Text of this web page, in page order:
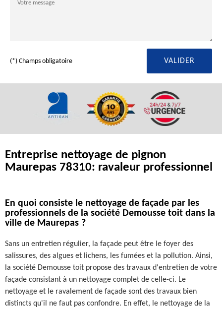
(*) Champs obligatoire
Entreprise nettoyage de pignon
Maurepas 78310: ravaleur professionnel
En quoi consiste le nettoyage de façade par les
professionnels de la société Demousse toit dans la
ville de Maurepas ?
Sans un entretien régulier, la façade peut être le foyer des
salissures, des algues et lichens, les fumées et la pollution. Ainsi,
la société Demousse toit propose des travaux d'entretien de votre
façade consistant à un nettoyage complet de celle-ci. Le
nettoyage et le ravalement de façade sont des travaux bien
distincts qu'il ne faut pas confondre. En effet, le nettoyage de la